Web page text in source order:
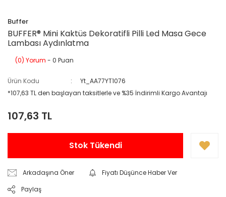
Buffer
BUFFER® Mini Kaktüs Dekoratifli Pilli Led Masa Gece
Lambası Aydınlatma
(0) Yorum - 0 Puan
Ürün Kodu
Yt_AA77YT1076
*107,63 TL den başlayan taksitlerle ve %35 İndirimli Kargo Avantajı
107,63 TL
Stok Tükendi
Arkadaşına Öner
Fiyatı Düşünce Haber Ver
Paylaş